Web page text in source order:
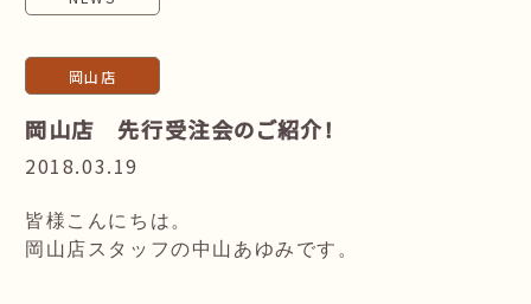
岡山店
岡山店 先行受注会のご紹介！
2018.03.19
皆様こんにちは。
岡山店スタッフの中山あゆみです。